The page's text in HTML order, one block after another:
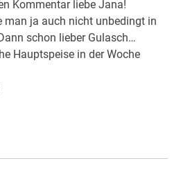
Kommentar liebe Jana!
man ja auch nicht unbedingt in
schon lieber Gulasch…
Hauptspeise in der Woche